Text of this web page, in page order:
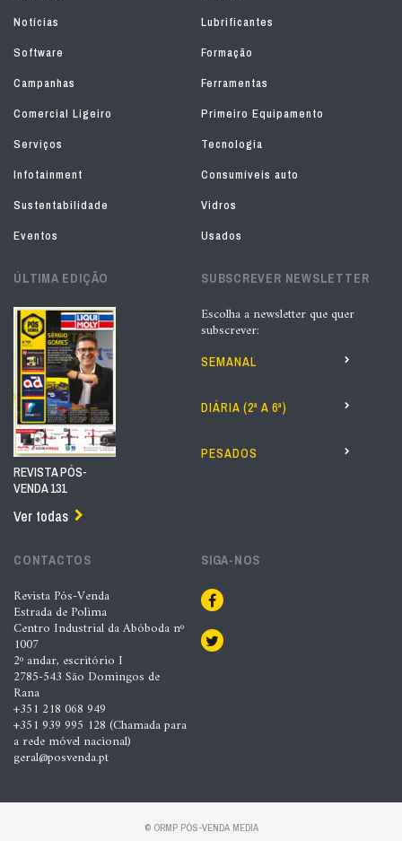
Notícias
Lubrificantes
Software
Formação
Campanhas
Ferramentas
Comercial Ligeiro
Primeiro Equipamento
Serviços
Tecnologia
Infotainment
Consumíveis auto
Sustentabilidade
Vidros
Eventos
Usados
ÚLTIMA EDIÇÃO
REVISTA PÓS-
VENDA 131
Ver todas
SUBSCREVER NEWSLETTER
Escolha a newsletter que quer
subscrever:
SEMANAL
DIÁRIA (2ª A 6ª)
PESADOS
CONTACTOS
Revista Pós-Venda
Estrada de Polima
Centro Industrial da Abóboda nº
1007
2º andar, escritório I
2785-543 São Domingos de
Rana
+351 218 068 949
+351 939 995 128 (Chamada para
a rede móvel nacional)
geral@posvenda.pt
SIGA-NOS
© ORMP PÓS-VENDA MEDIA